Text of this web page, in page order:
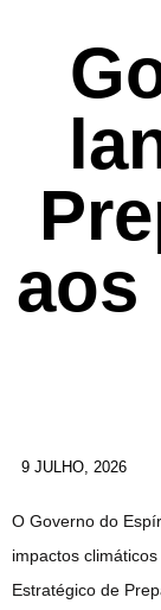
aos
9 JULHO, 2026
O Governo do
impactos
Estratégico de